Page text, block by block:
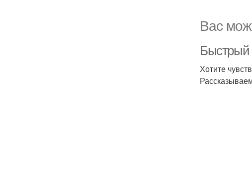
Вас
Быстрый
Хотите